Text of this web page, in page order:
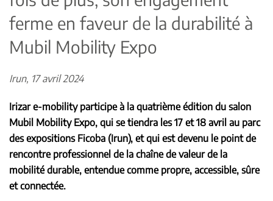
ferme en faveur de la durabilité à
Mubil Mobility Expo
Irun, 17 avril 2024
Irizar e-mobility participe à la quatrième édition du salon
Mubil Mobility Expo, qui se tiendra les 17 et 18 avril au parc
des expositions Ficoba (Irun), et qui est devenu le point de
rencontre professionnel de la chaîne de valeur de la
mobilité durable, entendue comme propre, accessible, sûre
et connectée.